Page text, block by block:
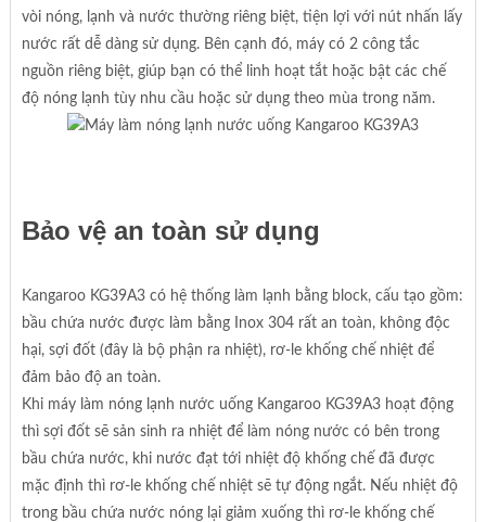
vòi nóng, lạnh và nước thường riêng biệt, tiện lợi với nút nhấn lấy
nước rất dễ dàng sử dụng. Bên cạnh đó, máy có 2 công tắc
nguồn riêng biệt, giúp bạn có thể linh hoạt tắt hoặc bật các chế
độ nóng lạnh tùy nhu cầu hoặc sử dụng theo mùa trong năm.
Bảo vệ an toàn sử dụng
Kangaroo KG39A3 có hệ thống làm lạnh bằng block, cấu tạo gồm:
bầu chứa nước được làm bằng Inox 304 rất an toàn, không độc
hại, sợi đốt (đây là bộ phận ra nhiệt), rơ-le khống chế nhiệt để
đảm bảo độ an toàn.
Khi máy làm nóng lạnh nước uống Kangaroo KG39A3 hoạt động
thì sợi đốt sẽ sản sinh ra nhiệt để làm nóng nước có bên trong
bầu chứa nước, khi nước đạt tới nhiệt độ khống chế đã được
mặc định thì rơ-le khống chế nhiệt sẽ tự động ngắt. Nếu nhiệt độ
trong bầu chứa nước nóng lại giảm xuống thì rơ-le khống chế